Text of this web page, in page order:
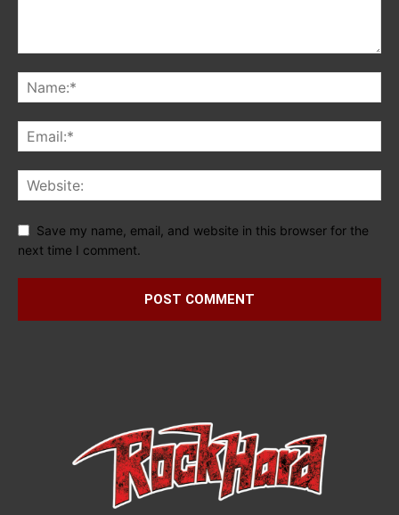
Save my name, email, and website in this browser for the
next time I comment.